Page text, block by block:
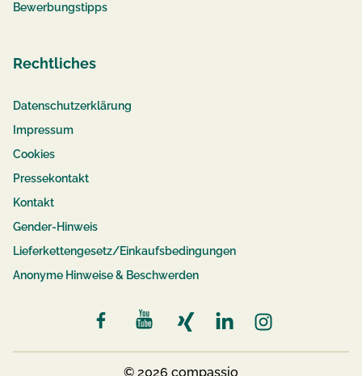
Bewerbungstipps
Rechtliches
Datenschutzerklärung
Impressum
Cookies
Pressekontakt
Kontakt
Gender-Hinweis
Lieferkettengesetz/Einkaufsbedingungen
Anonyme Hinweise & Beschwerden
© 2026 compassio